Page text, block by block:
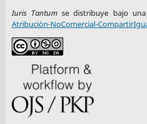
Iuris Tantum se distribuye bajo una
Atribución-NoComercial-